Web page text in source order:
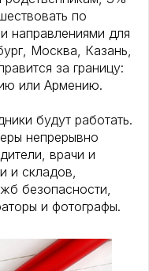
по
направлениями для
Москва, Казань,
за границу:
или Армению.
будут работать.
непрерывно
врачи и
и складов,
безопасности,
и фотографы.